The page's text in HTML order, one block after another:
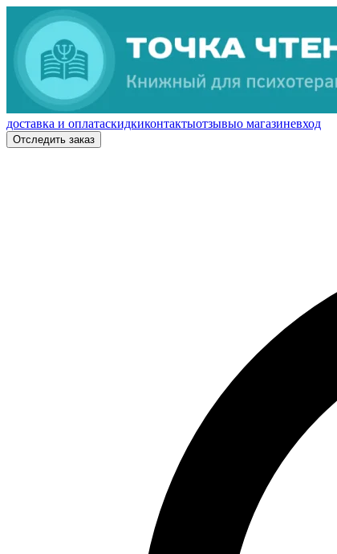
доставка и оплатаскидкиконтактыотзывыо магазиневход
Отследить заказ